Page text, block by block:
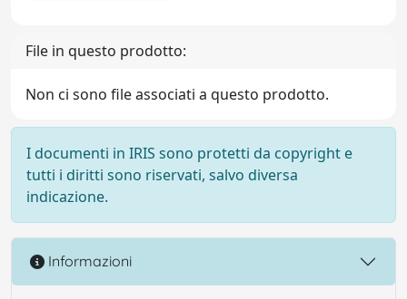
File in questo prodotto:
Non ci sono file associati a questo prodotto.
I documenti in IRIS sono protetti da copyright e
tutti i diritti sono riservati, salvo diversa
indicazione.
Informazioni